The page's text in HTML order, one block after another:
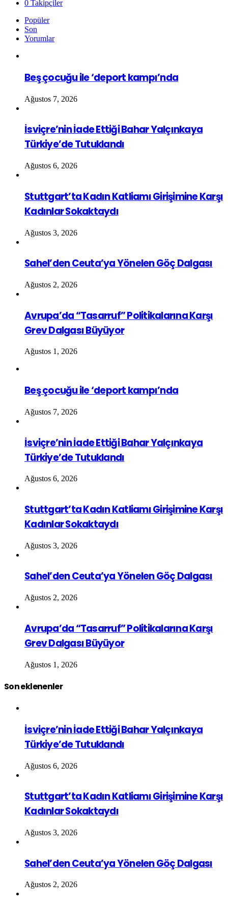
0 Takipçiler
Popüler
Son
Yorumlar
Beş çocuğu ile ‘deport kampı’nda
Ağustos 7, 2026
İsviçre’nin İade Ettiği Bahar Yalçınkaya
Türkiye’de Tutuklandı
Ağustos 6, 2026
Stuttgart’ta Kadın Katliamı Girişimine Karşı
Kadınlar Sokaktaydı
Ağustos 3, 2026
Sahel’den Ceuta’ya Yönelen Göç Dalgası
Ağustos 2, 2026
Avrupa’da “Tasarruf” Politikalarına Karşı
Grev Dalgası Büyüyor
Ağustos 1, 2026
Beş çocuğu ile ‘deport kampı’nda
Ağustos 7, 2026
İsviçre’nin İade Ettiği Bahar Yalçınkaya
Türkiye’de Tutuklandı
Ağustos 6, 2026
Stuttgart’ta Kadın Katliamı Girişimine Karşı
Kadınlar Sokaktaydı
Ağustos 3, 2026
Sahel’den Ceuta’ya Yönelen Göç Dalgası
Ağustos 2, 2026
Avrupa’da “Tasarruf” Politikalarına Karşı
Grev Dalgası Büyüyor
Ağustos 1, 2026
Son eklenenler
İsviçre’nin İade Ettiği Bahar Yalçınkaya
Türkiye’de Tutuklandı
Ağustos 6, 2026
Stuttgart’ta Kadın Katliamı Girişimine Karşı
Kadınlar Sokaktaydı
Ağustos 3, 2026
Sahel’den Ceuta’ya Yönelen Göç Dalgası
Ağustos 2, 2026